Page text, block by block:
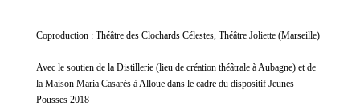
Coproduction : Théâtre des Clochards Célestes, Théâtre Joliette (Marseille)
Avec le soutien de la Distillerie (lieu de création théâtrale à Aubagne) et de
la Maison Maria Casarès à Alloue dans le cadre du dispositif Jeunes
Pousses 2018